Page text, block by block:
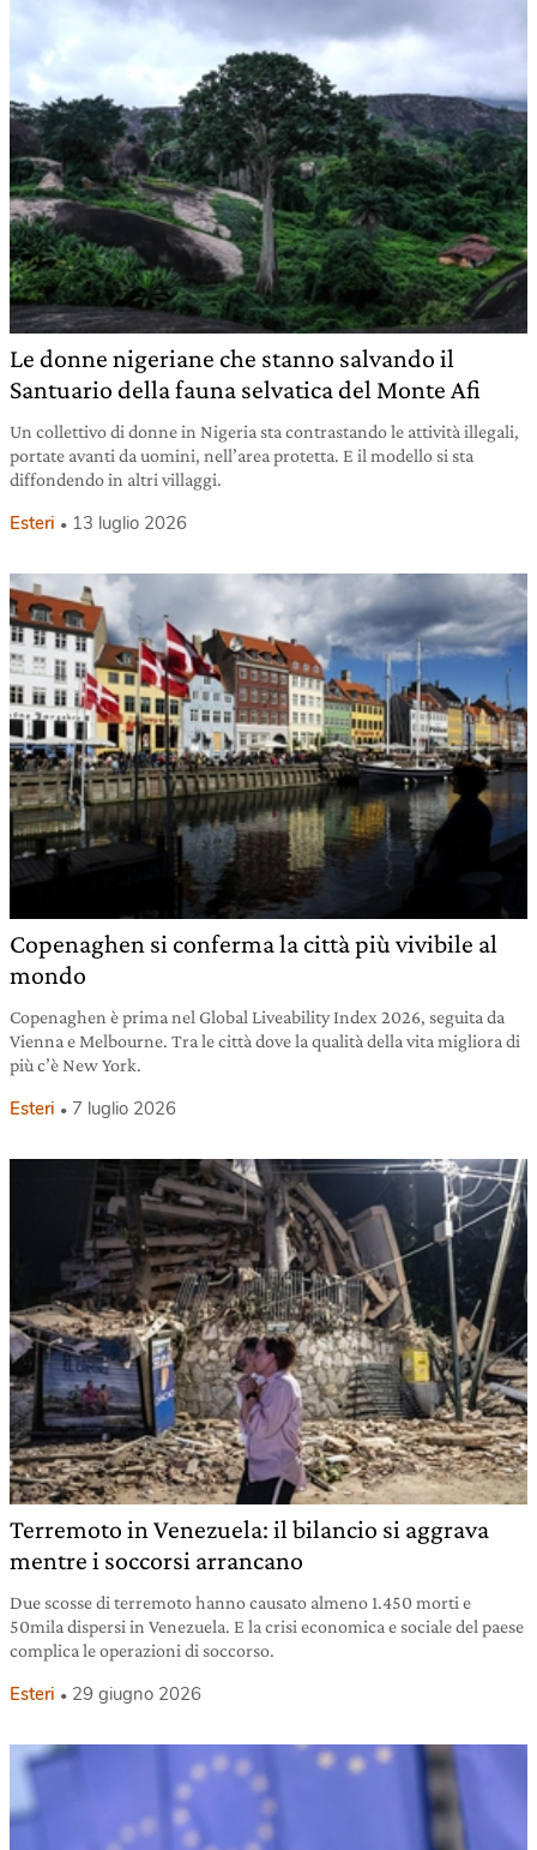
Le donne nigeriane che stanno salvando il
Santuario della fauna selvatica del Monte Afi
Un collettivo di donne in Nigeria sta contrastando le attività illegali,
portate avanti da uomini, nell’area protetta. E il modello si sta
diffondendo in altri villaggi.
Esteri 13 luglio 2026
Copenaghen si conferma la città più vivibile al
mondo
Copenaghen è prima nel Global Liveability Index 2026, seguita da
Vienna e Melbourne. Tra le città dove la qualità della vita migliora di
più c’è New York.
Esteri 7 luglio 2026
Terremoto in Venezuela: il bilancio si aggrava
mentre i soccorsi arrancano
Due scosse di terremoto hanno causato almeno 1.450 morti e
50mila dispersi in Venezuela. E la crisi economica e sociale del paese
complica le operazioni di soccorso.
Esteri 29 giugno 2026